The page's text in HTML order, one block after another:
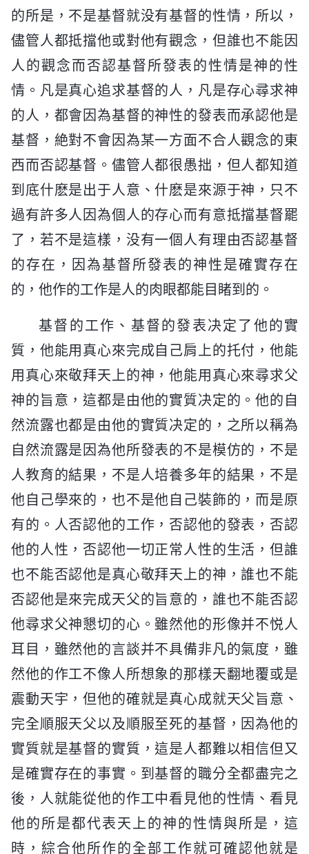
的所是，不是基督就没有基督的性情，所以，
儘管人都抵擋他或對他有觀念，但誰也不能因
人的觀念而否認基督所發表的性情是神的性
情。凡是真心追求基督的人，凡是存心尋求神
的人，都會因為基督的神性的發表而承認他是
基督，絶對不會因為某一方面不合人觀念的東
西而否認基督。儘管人都很愚拙，但人都知道
到底什麽是出于人意、什麽是來源于神，只不
過有許多人因為個人的存心而有意抵擋基督罷
了，若不是這樣，没有一個人有理由否認基督
的存在，因為基督所發表的神性是確實存在
的，他作的工作是人的肉眼都能目睹到的。
基督的工作、基督的發表决定了他的實
質，他能用真心來完成自己肩上的托付，他能
用真心來敬拜天上的神，他能用真心來尋求父
神的旨意，這都是由他的實質决定的。他的自
然流露也都是由他的實質决定的，之所以稱為
自然流露是因為他所發表的不是模仿的，不是
人教育的結果，不是人培養多年的結果，不是
他自己學來的，也不是他自己裝飾的，而是原
有的。人否認他的工作，否認他的發表，否認
他的人性，否認他一切正常人性的生活，但誰
也不能否認他是真心敬拜天上的神，誰也不能
否認他是來完成天父的旨意的，誰也不能否認
他尋求父神懇切的心。雖然他的形像并不悦人
耳目，雖然他的言談并不具備非凡的氣度，雖
然他的作工不像人所想象的那樣天翻地覆或是
震動天宇，但他的確就是真心成就天父旨意、
完全順服天父以及順服至死的基督，因為他的
實質就是基督的實質，這是人都難以相信但又
是確實存在的事實。到基督的職分全都盡完之
後，人就能從他的作工中看見他的性情、看見
他的所是都代表天上的神的性情與所是，這
時，綜合他所作的全部工作就可確認他就是